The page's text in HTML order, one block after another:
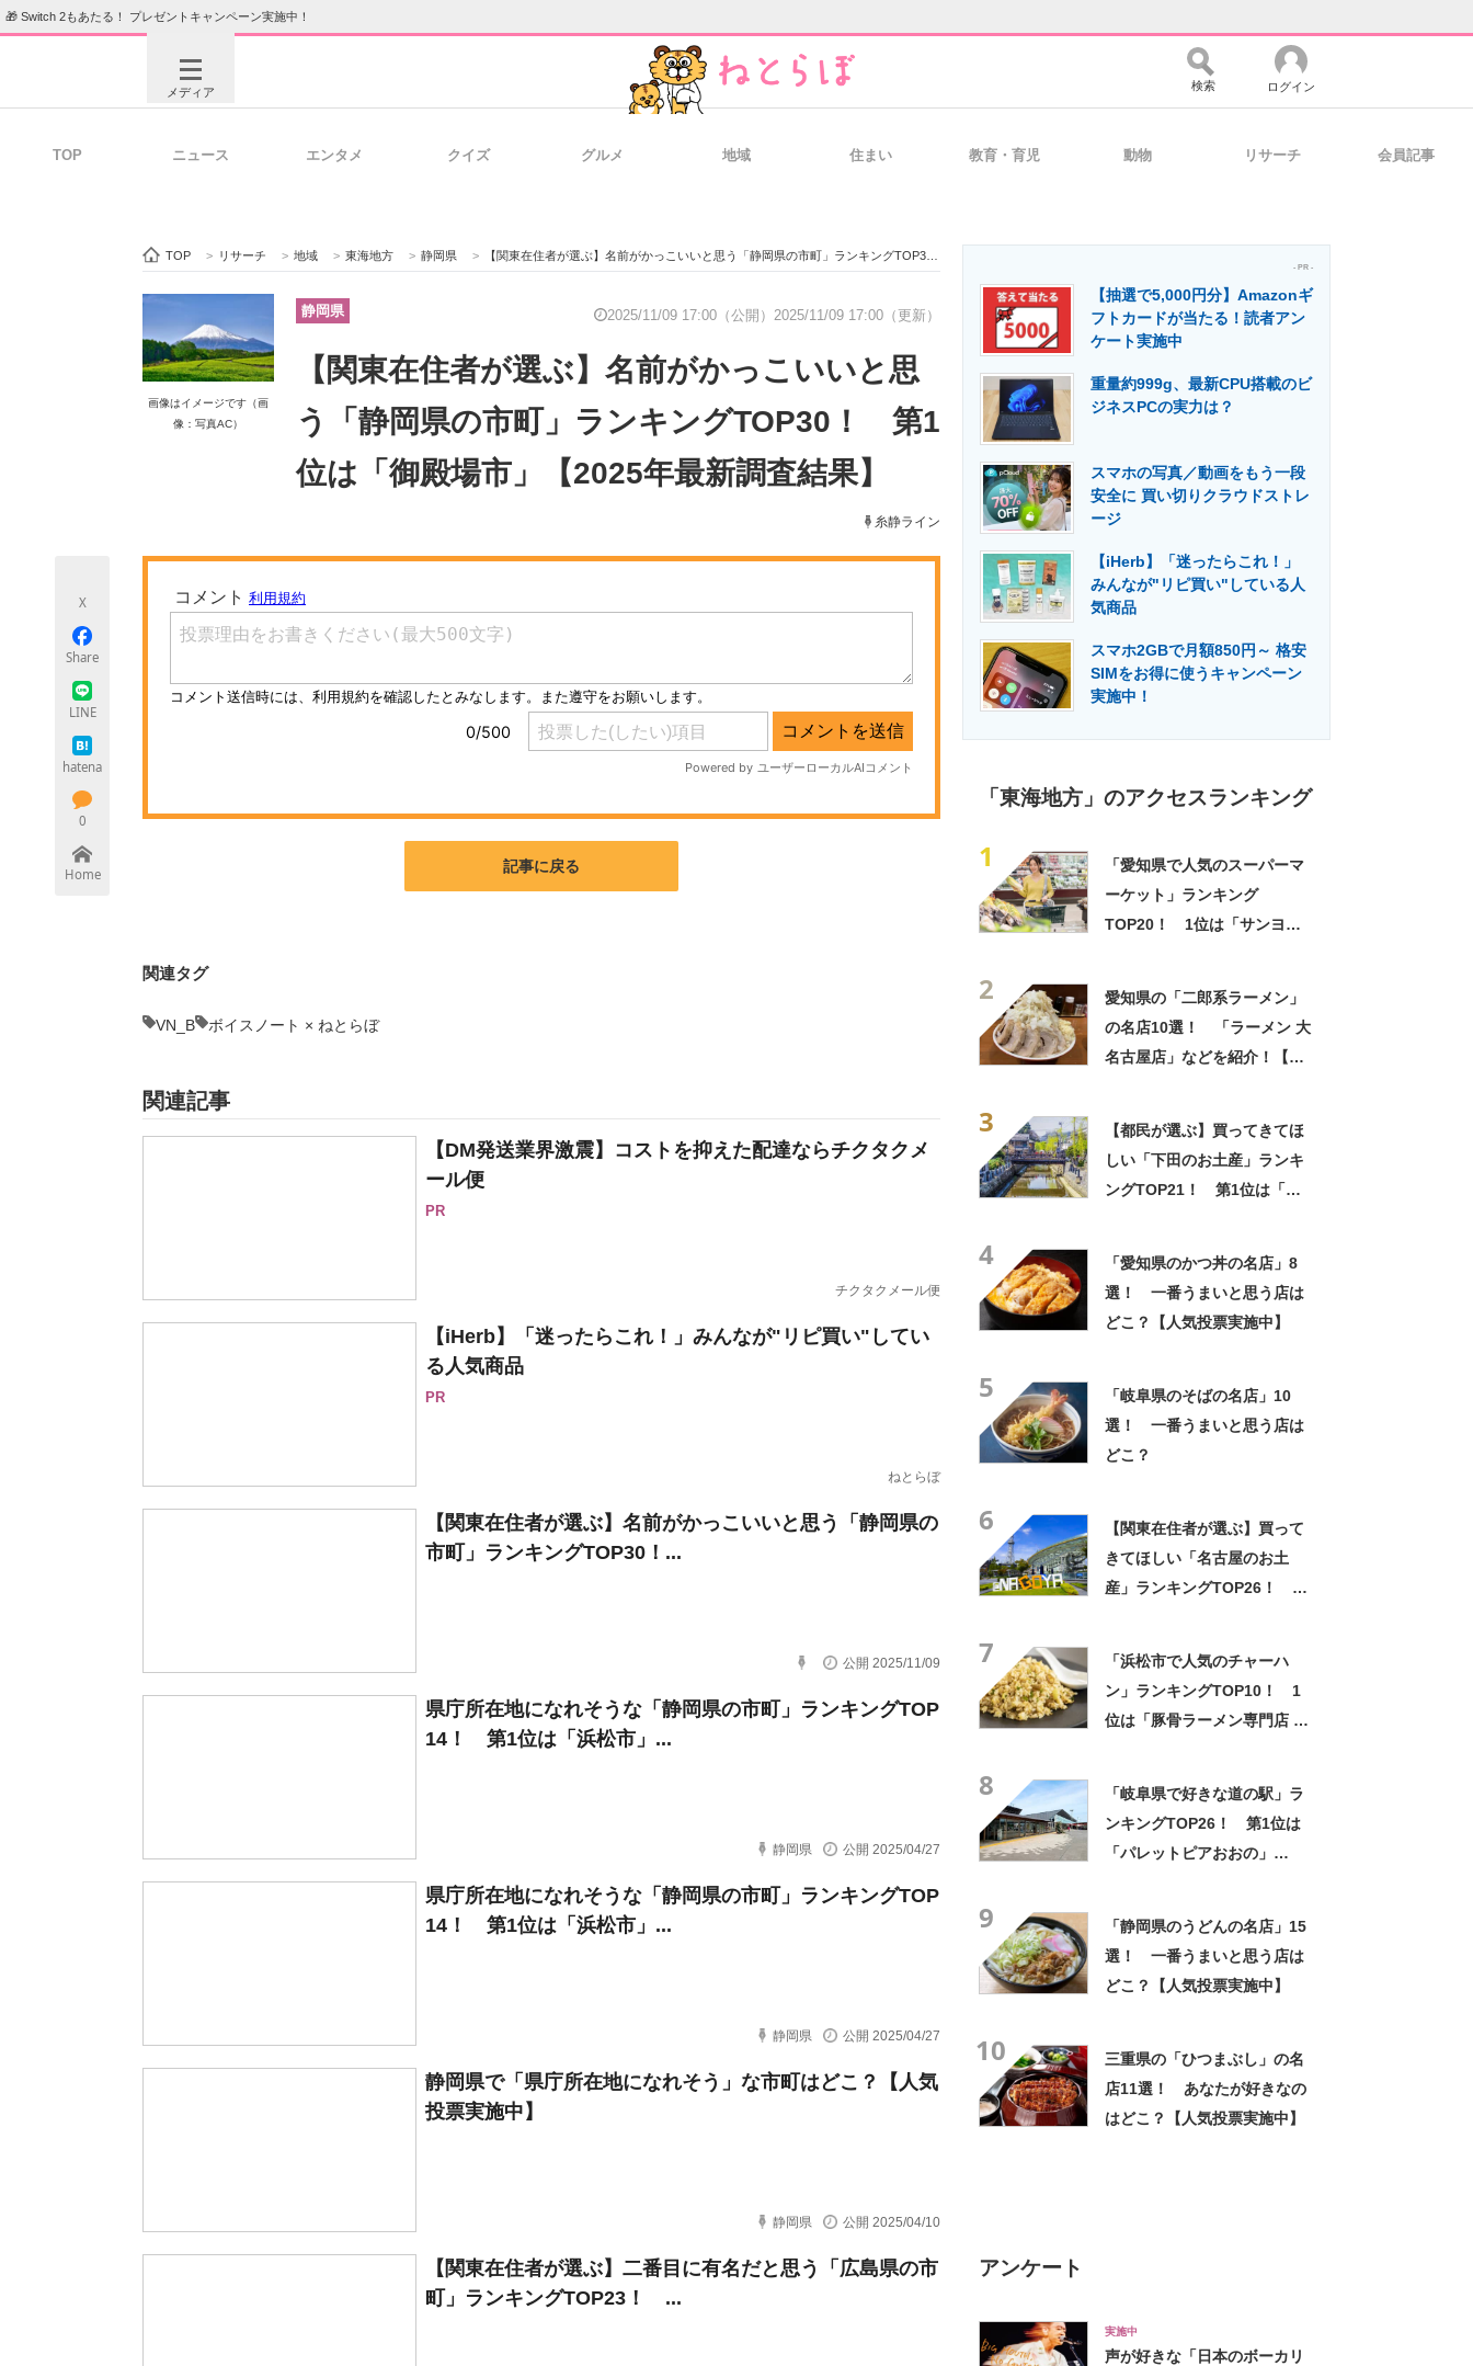
🎁 Switch 2もあたる！ プレゼントキャンペーン実施中！
メディア
ビジネスと働き方のヒント 経営リーダーのコミュニティ マーケ×ITの今がよく分かる
ITエンジニア向け専門サイト 企業向けIT製品の総合サイト 製造業のIT導入・活用を支援
エネルギーの専門メディア 建設×テクノロジーの最前線
ちょっと気になるネットの話題
検索 ログイン
TOP ニュース エンタメ クイズ グルメ 地域 住まい 教育・育児 動物 リサーチ 会員記事
TOP > リサーチ > 地域 > 東海地方 > 静岡県 > 【関東在住者が選ぶ】名前がかっこいいと思う「静岡県の市町」ランキングTOP30！ 第1位は「御殿場市」【2025年最新調査結果】
画像はイメージです（画
像：写真AC）
静岡県 2025/11/09 17:00（公開） 2025/11/09 17:00（更新）
【関東在住者が選ぶ】名前がかっこいいと思
う「静岡県の市町」ランキングTOP30！ 第1
位は「御殿場市」【2025年最新調査結果】
糸静ライン
X
Share
LINE
hatena
0
Home 記事に戻る
関連タグ
VN_B ボイスノート × ねとらぼ
関連記事
【DM発送業界激震】コストを抑えた配達ならチクタクメ
ール便
PR
チクタクメール便
【iHerb】「迷ったらこれ！」みんなが"リピ買い"してい
る人気商品
PR
ねとらぼ
【関東在住者が選ぶ】名前がかっこいいと思う「静岡県の
市町」ランキングTOP30！...
公開 2025/11/09
県庁所在地になれそうな「静岡県の市町」ランキングTOP
14！ 第1位は「浜松市」...
静岡県 公開 2025/04/27
県庁所在地になれそうな「静岡県の市町」ランキングTOP
14！ 第1位は「浜松市」...
静岡県 公開 2025/04/27
静岡県で「県庁所在地になれそう」な市町はどこ？【人気
投票実施中】
静岡県 公開 2025/04/10
【関東在住者が選ぶ】二番目に有名だと思う「広島県の市
町」ランキングTOP23！ ...
- PR -
【抽選で5,000円分】Amazonギ
フトカードが当たる！読者アン
ケート実施中
重量約999g、最新CPU搭載のビ
ジネスPCの実力は？
スマホの写真／動画をもう一段
安全に 買い切りクラウドストレ
ージ
【iHerb】「迷ったらこれ！」
みんなが"リピ買い"している人
気商品
スマホ2GBで月額850円～ 格安
SIMをお得に使うキャンペーン
実施中！
「東海地方」のアクセスランキング
1
「愛知県で人気のスーパーマ
ーケット」ランキング
TOP20！ 1位は「サンヨネ
2
愛知県の「二郎系ラーメン」
の名店10選！ 「ラーメン 大
名古屋店」などを紹介！【人
3
【都民が選ぶ】買ってきてほ
しい「下田のお土産」ランキ
ングTOP21！ 第1位は「レ
4
「愛知県のかつ丼の名店」8
選！ 一番うまいと思う店は
どこ？【人気投票実施中】
5
「岐阜県のそばの名店」10
選！ 一番うまいと思う店は
どこ？
6
【関東在住者が選ぶ】買って
きてほしい「名古屋のお土
産」ランキングTOP26！ 第
7
「浜松市で人気のチャーハ
ン」ランキングTOP10！ 1
位は「豚骨ラーメン専門店 一
8
「岐阜県で好きな道の駅」ラ
ンキングTOP26！ 第1位は
「パレットピアおおの」
9
「静岡県のうどんの名店」15
選！ 一番うまいと思う店は
どこ？【人気投票実施中】
10
三重県の「ひつまぶし」の名
店11選！ あなたが好きなの
はどこ？【人気投票実施中】
アンケート
実施中
声が好きな「日本のボーカリ